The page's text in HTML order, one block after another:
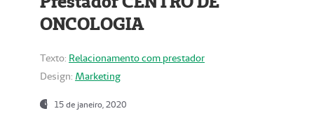
ONCOLOGIA
Texto: Relacionamento com prestador
Design: Marketing
15 de janeiro, 2020